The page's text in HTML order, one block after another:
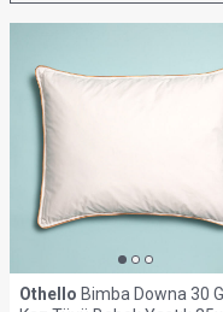
Othello Bimba Downa 30